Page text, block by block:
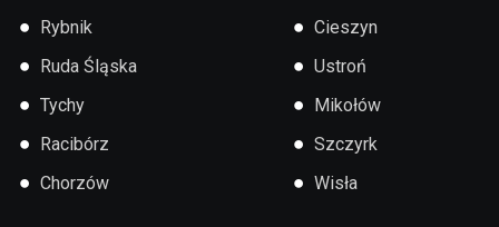
● Rybnik
● Ruda Śląska
● Tychy
● Racibórz
● Chorzów
● Cieszyn
● Ustroń
● Mikołów
● Szczyrk
● Wisła